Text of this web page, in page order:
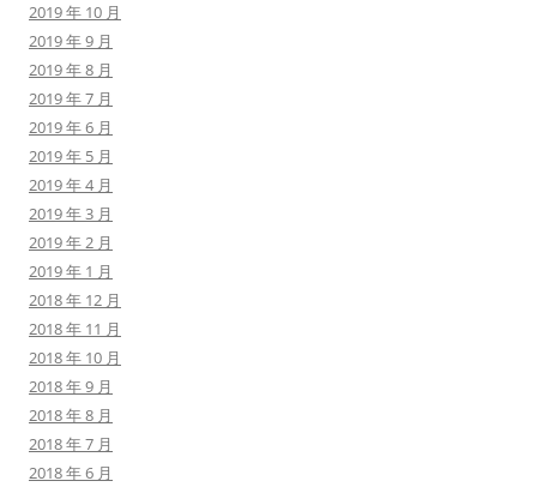
2019 年 10 月
2019 年 9 月
2019 年 8 月
2019 年 7 月
2019 年 6 月
2019 年 5 月
2019 年 4 月
2019 年 3 月
2019 年 2 月
2019 年 1 月
2018 年 12 月
2018 年 11 月
2018 年 10 月
2018 年 9 月
2018 年 8 月
2018 年 7 月
2018 年 6 月